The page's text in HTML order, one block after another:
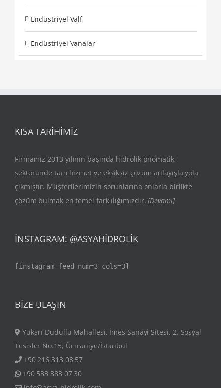
Endüstriyel Valf
Endüstriyel Vanalar
KISA TARIHIMIZ
Firmamız 2013 yılının başında hidrolik pnömatik
sektöründe tam hizmet ve eksiksiz çözüm anlayışla yola
çıkmıştır. Müşterilerimizin sorunlarına onlarla birlikte
çözüm bulmak en temel farklılığımızdır. [Devamı]
İNSTAGRAM: @ASYAHIDROLIK
[instagram-feed num=3 cols=3]
BIZE ULAŞIN
Yukarı Dudullu Mahallesi, İmes Sanayi Sitesi, 2. Sosyal
Tesisler No:15, Ümraniye/İstanbul
+90 216 313 08 57
+90 533 383 07 30